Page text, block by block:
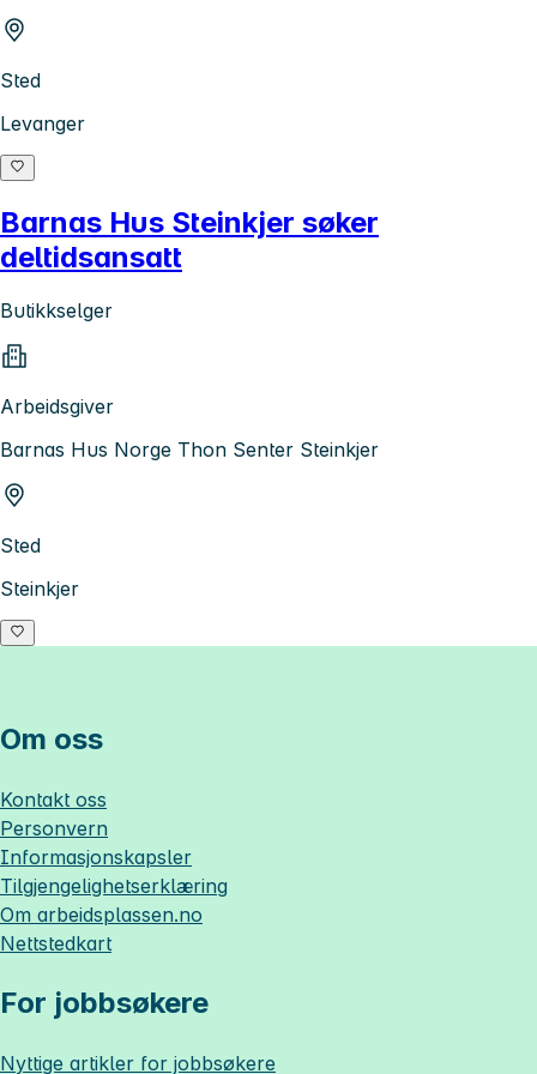
Sted
Levanger
Barnas Hus Steinkjer søker
deltidsansatt
Butikkselger
Arbeidsgiver
Barnas Hus Norge Thon Senter Steinkjer
Sted
Steinkjer
Om oss
Kontakt oss
Personvern
Informasjonskapsler
Tilgjengelighetserklæring
Om arbeidsplassen.no
Nettstedkart
For jobbsøkere
Nyttige artikler for jobbsøkere